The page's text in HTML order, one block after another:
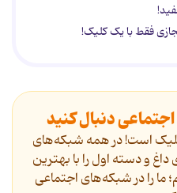
فقط با یک کلیک!
دنبال کنید
کلیک است! در همه شبکه‌های
و دسته اول را با بهترین
ما را در شبکه‌های اجتماعی